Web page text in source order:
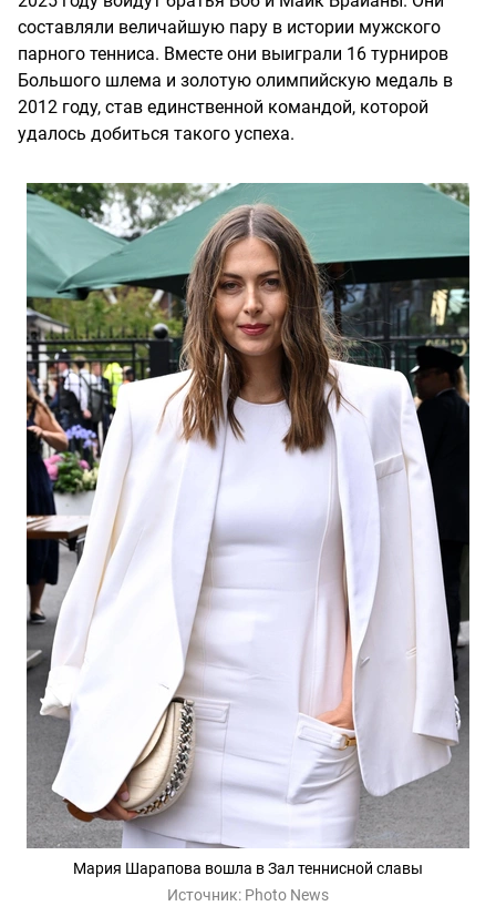
составляли величайшую пару в истории мужского
парного тенниса. Вместе они выиграли 16 турниров
Большого шлема и золотую олимпийскую медаль в
2012 году, став единственной командой, которой
удалось добиться такого успеха.
Мария Шарапова вошла в Зал теннисной славы
Источник: Photo News